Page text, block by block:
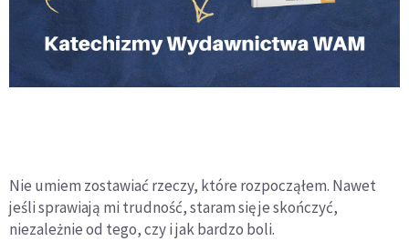
Nie umiem zostawiać rzeczy, które rozpocząłem. Nawet
jeśli sprawiają mi trudność, staram się je skończyć,
niezależnie od tego, czy i jak bardzo boli.